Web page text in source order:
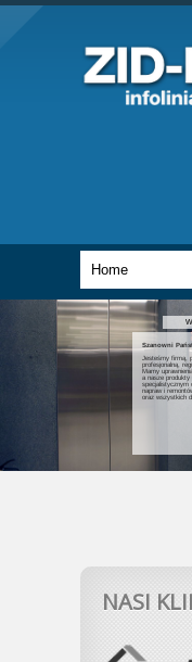
Szanowni
Jesteśmy firmą,
profesjonalną,
Mamy
a nasze produkty
specjalistycznym
napraw i
oraz wszystkich
NASI